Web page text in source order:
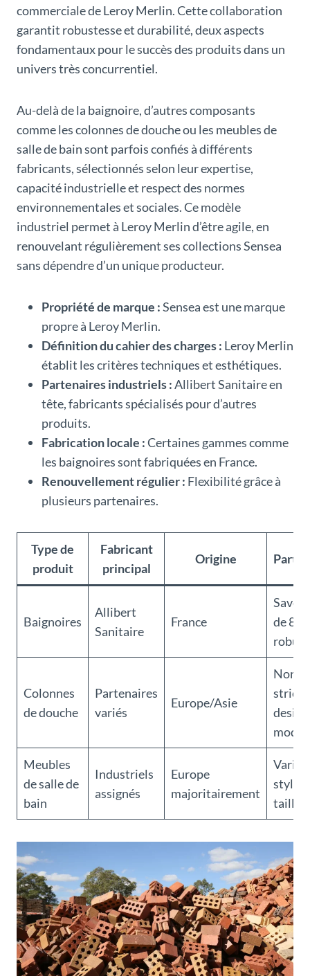
commerciale de Leroy Merlin. Cette collaboration
garantit robustesse et durabilité, deux aspects
fondamentaux pour le succès des produits dans un
univers très concurrentiel.
Au-delà de la baignoire, d’autres composants
comme les colonnes de douche ou les meubles de
salle de bain sont parfois confiés à différents
fabricants, sélectionnés selon leur expertise,
capacité industrielle et respect des normes
environnementales et sociales. Ce modèle
industriel permet à Leroy Merlin d’être agile, en
renouvelant régulièrement ses collections Sensea
sans dépendre d’un unique producteur.
Propriété de marque :Sensea est une marque
propre à Leroy Merlin.
Définition du cahier des charges : Leroy Merlin
établit les critères techniques et esthétiques.
Partenaires industriels :Allibert Sanitaire en
tête, fabricants spécialisés pour d’autres
produits.
Fabrication locale :Certaines gammes comme
les baignoires sont fabriquées en France.
Renouvellement régulier : Flexibilité grâce à
plusieurs partenaires.
Type de
produit
Fabricant
principal
Origine
Baignoires
Allibert
Sanitaire
France
de 80
Colonnes
de douche
Partenaires
variés
Europe/Asie
design
Meubles
de salle de
bain
Industriels
assignés
Europe
majoritairement
styles
tailles